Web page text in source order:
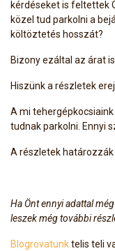
kérdéseket is feltettek
közel tud parkolni a
költöztetés hosszát?
Bizony ezáltal az árat is.
Hiszünk a részletek
A mi
tudnak parkolni. Ennyi
A részletek
Ha Önt ennyi adattal
leszek még további
Blogrovatunktelis teli